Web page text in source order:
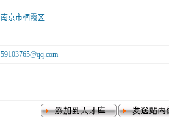
南京市栖霞区
59103765@qq.com